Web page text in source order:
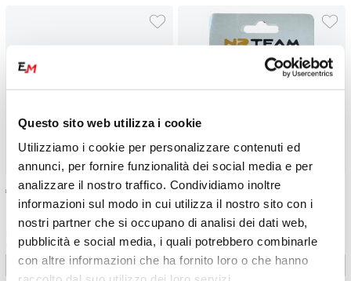
Questo sito web utilizza i cookie
Utilizziamo i cookie per personalizzare contenuti ed
annunci, per fornire funzionalità dei social media e per
analizzare il nostro traffico. Condividiamo inoltre
informazioni sul modo in cui utilizza il nostro sito con i
nostri partner che si occupano di analisi dei dati web,
pubblicità e social media, i quali potrebbero combinarle
con altre informazioni che ha fornito loro o che hanno
€ 21.70
Distanziali ruota KTM 125 SX
(2023-2026) posteriori Blu
€ 21.70
(2015-2022) anteriori Rosso